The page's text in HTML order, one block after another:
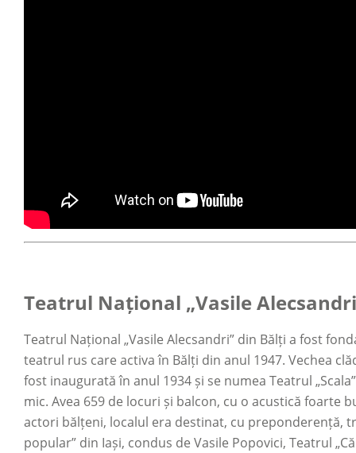
Teatrul Național „Vasile
Teatrul Național „Vasile Alecsandri” din Bălți a fost
teatrul rus care activa în Bălți din anul 1947. Vechea
fost inaugurată în anul 1934 și se numea Teatrul
mic. Avea 659 de locuri și balcon, cu o acustică foarte
actori bălțeni, localul era destinat, cu preponderență,
popular” din Iași, condus de Vasile Popovici, Teatrul